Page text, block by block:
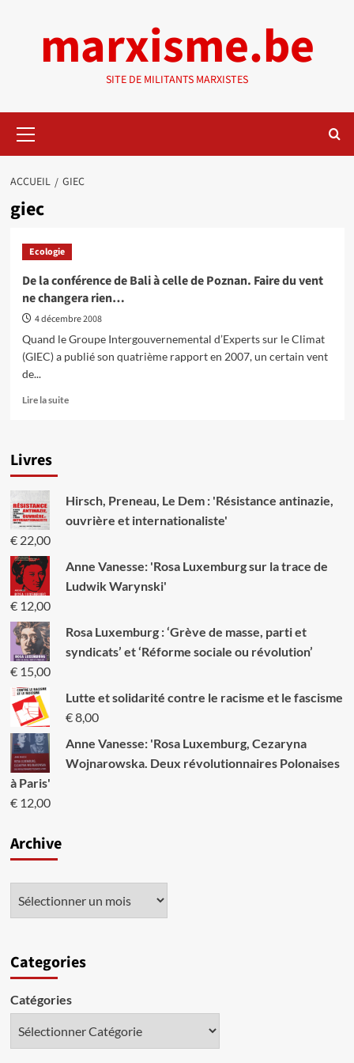
marxisme.be
SITE DE MILITANTS MARXISTES
principal
ACCUEIL GIEC
giec
Ecologie
De la conférence de Bali à celle de Poznan. Faire du vent
ne changera rien…
4 décembre 2008
Quand le Groupe Intergouvernemental d’Experts sur le Climat
(GIEC) a publié son quatrième rapport en 2007, un certain vent
de...
Lire la suiteEn
de
Bali
de
Faire
ne
changera
Livres
Hirsch, Preneau, Le Dem : 'Résistance antinazie,
ouvrière et internationaliste'
€22,00
Anne Vanesse: 'Rosa Luxemburg sur la trace de
Ludwik Warynski'
€12,00
Rosa Luxemburg : ‘Grève de masse, parti et
syndicats’ et ‘Réforme sociale ou révolution’
€15,00
Lutte et solidarité contre le racisme et le fascisme
€8,00
Anne Vanesse: 'Rosa Luxemburg, Cezaryna
Wojnarowska. Deux révolutionnaires Polonaises
à Paris'
€12,00
Archive
Categories
Catégories